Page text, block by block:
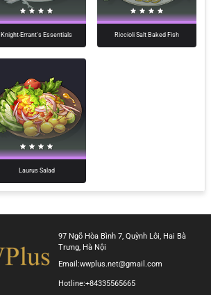
Knight-Errant's Essentials Riccioli Salt Baked Fish
Laurus Salad
97 Ngõ Hòa Bình 7, Quỳnh Lôi, Hai Bà
Trưng, Hà Nội
Email:wwplus.net@gmail.com
Hotline:+84335565665